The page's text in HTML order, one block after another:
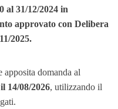
al 31/12/2024 in
approvato con Delibera
2025.
apposita domanda al
14/08/2026, utilizzando il